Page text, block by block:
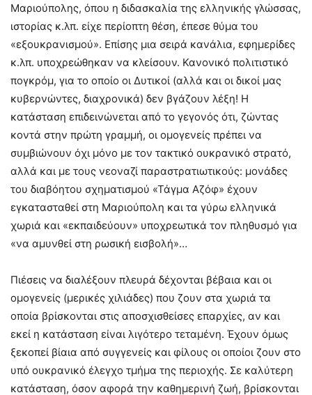
Μαριούπολης, όπου η διδασκαλία της ελληνικής γλώσσας,
ιστορίας κ.λπ. είχε περίοπτη θέση, έπεσε θύμα του
«εξουκρανισμού». Επίσης μια σειρά κανάλια, εφημερίδες
κ.λπ. υποχρεώθηκαν να κλείσουν. Κανονικό πολιτιστικό
πογκρόμ, για το οποίο οι Δυτικοί (αλλά και οι δικοί μας
κυβερνώντες, διαχρονικά) δεν βγάζουν λέξη! Η
κατάσταση επιδεινώνεται από το γεγονός ότι, ζώντας
κοντά στην πρώτη γραμμή, οι ομογενείς πρέπει να
συμβιώνουν όχι μόνο με τον τακτικό ουκρανικό στρατό,
αλλά και με τους νεοναζί παραστρατιωτικούς: μονάδες
του διαβόητου σχηματισμού «Τάγμα Αζόφ» έχουν
εγκατασταθεί στη Μαριούπολη και τα γύρω ελληνικά
χωριά και «εκπαιδεύουν» υποχρεωτικά τον πληθυσμό για
«να αμυνθεί στη ρωσική εισβολή»…
Πιέσεις να διαλέξουν πλευρά δέχονται βέβαια και οι
ομογενείς (μερικές χιλιάδες) που ζουν στα χωριά τα
οποία βρίσκονται στις αποσχισθείσες επαρχίες, αν και
εκεί η κατάσταση είναι λιγότερο τεταμένη. Έχουν όμως
ξεκοπεί βίαια από συγγενείς και φίλους οι οποίοι ζουν στο
υπό ουκρανικό έλεγχο τμήμα της περιοχής. Σε καλύτερη
κατάσταση, όσον αφορά την καθημερινή ζωή, βρίσκονται